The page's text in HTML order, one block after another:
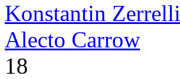
Konstantin Zerrelli
Alecto Carrow
18